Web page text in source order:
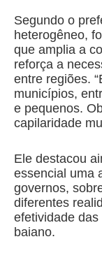
Segundo o
heterogêneo,
que amplia a
reforça a
entre regiões.
municípios,
e pequenos.
capilaridade
Ele destacou
essencial uma
governos,
diferentes
efetividade
baiano.